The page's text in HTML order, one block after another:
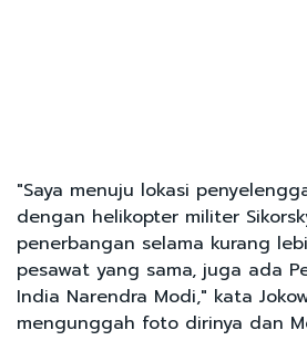
"Saya menuju lokasi
dengan helikopter militer
penerbangan selama kurang
pesawat yang sama, juga ada
India Narendra Modi," kata
mengunggah foto dirinya dan